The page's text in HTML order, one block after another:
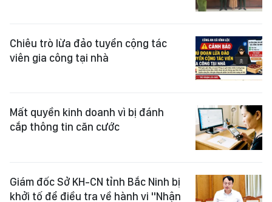
Chiêu trò lừa đảo tuyển cộng tác
viên gia công tại nhà
Mất quyền kinh doanh vì bị đánh
cắp thông tin căn cước
Giám đốc Sở KH-CN tỉnh Bắc Ninh bị
khởi tố để điều tra về hành vi "Nhận